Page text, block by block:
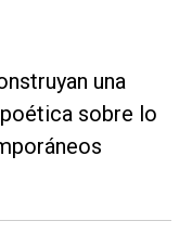
una
sobre lo